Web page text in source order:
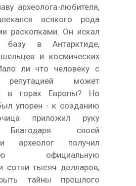
археолога-любителя,
всякого рода
раскопками. Он искал
базу в Антарктиде,
и космических
ли что человеку с
репутацией может
в горах Европы? Но
упорен - к созданию
приложил руку
Благодаря своей
археолог получил
официальную
сотни тысяч долларов,
тайны прошлого